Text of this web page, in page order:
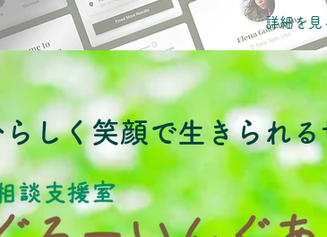
詳細を見
しく笑顔で生きられ